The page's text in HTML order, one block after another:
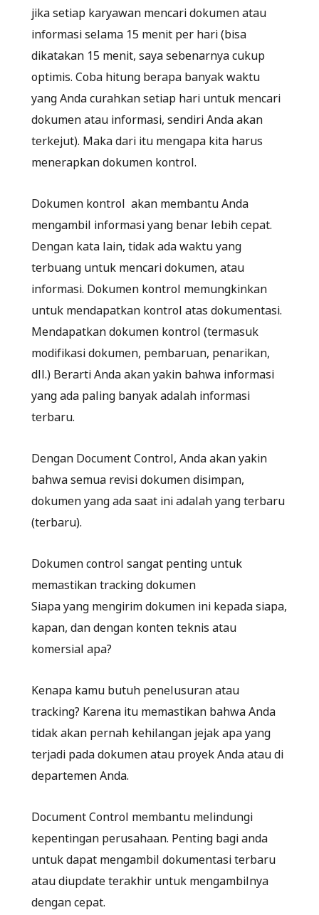
jika setiap karyawan mencari dokumen atau
informasi selama 15 menit per hari (bisa
dikatakan 15 menit, saya sebenarnya cukup
optimis. Coba hitung berapa banyak waktu
yang Anda curahkan setiap hari untuk mencari
dokumen atau informasi, sendiri Anda akan
terkejut). Maka dari itu mengapa kita harus
menerapkan dokumen kontrol.
Dokumen kontrol akan membantu Anda
mengambil informasi yang benar lebih cepat.
Dengan kata lain, tidak ada waktu yang
terbuang untuk mencari dokumen, atau
informasi. Dokumen kontrol memungkinkan
untuk mendapatkan kontrol atas dokumentasi.
Mendapatkan dokumen kontrol (termasuk
modifikasi dokumen, pembaruan, penarikan,
dll.) Berarti Anda akan yakin bahwa informasi
yang ada paling banyak adalah informasi
terbaru.
Dengan Document Control, Anda akan yakin
bahwa semua revisi dokumen disimpan,
dokumen yang ada saat ini adalah yang terbaru
(terbaru).
Dokumen control sangat penting untuk
memastikan tracking dokumen
Siapa yang mengirim dokumen ini kepada siapa,
kapan, dan dengan konten teknis atau
komersial apa?
Kenapa kamu butuh penelusuran atau
tracking? Karena itu memastikan bahwa Anda
tidak akan pernah kehilangan jejak apa yang
terjadi pada dokumen atau proyek Anda atau di
departemen Anda.
Document Control membantu melindungi
kepentingan perusahaan. Penting bagi anda
untuk dapat mengambil dokumentasi terbaru
atau diupdate terakhir untuk mengambilnya
dengan cepat.